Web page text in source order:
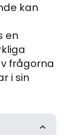
kan
en
frågorna
i sin